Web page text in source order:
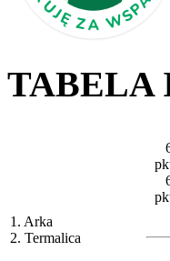
TABELA
1. Arka
2. Termalica